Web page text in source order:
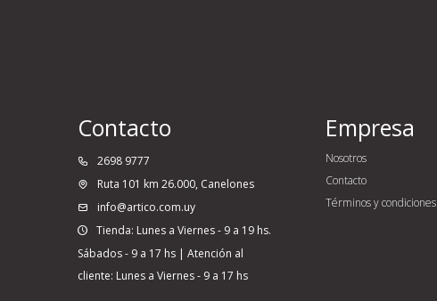
Contacto
2698 9777
Ruta 101 km 26.000, Canelones
info@artico.com.uy
Tienda: Lunes a Viernes - 9 a 19 hs.
Sábados - 9 a 17 hs | Atención al
cliente: Lunes a Viernes - 9 a 17 hs
Empresa
Nosotros
Contacto
Términos y condiciones